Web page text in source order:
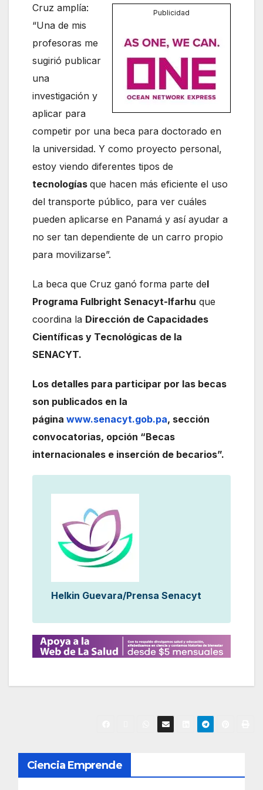
Publicidad
Cruz amplía:
“Una de mis
profesoras me
sugirió publicar
una
investigación y
aplicar para
competir por una beca para doctorado en
la universidad. Y como proyecto personal,
estoy viendo diferentes tipos de
tecnologías que hacen más eficiente el uso
del transporte público, para ver cuáles
pueden aplicarse en Panamá y así ayudar a
no ser tan dependiente de un carro propio
para movilizarse”.
La beca que Cruz ganó forma parte del
Programa Fulbright Senacyt-Ifarhu que
coordina la Dirección de Capacidades
Científicas y Tecnológicas de la
SENACYT.
Los detalles para participar por las becas
son publicados en la
página www.senacyt.gob.pa, sección
convocatorias, opción “Becas
internacionales e inserción de becarios”.
Helkin Guevara/Prensa Senacyt
N
a
Ciencia Emprende